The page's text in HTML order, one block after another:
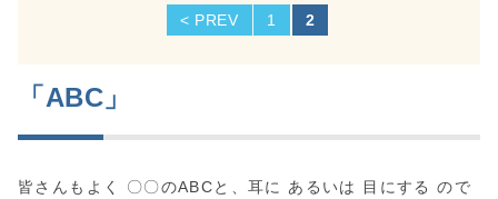
投
< PREV 1 2
「ABC」
皆さんもよく 〇〇のABCと、耳に あるいは 目にする ので